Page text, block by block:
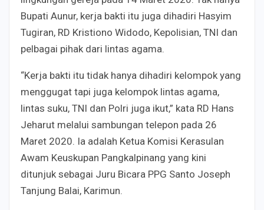
Bupati Aunur, kerja bakti itu juga dihadiri Hasyim
Tugiran, RD Kristiono Widodo, Kepolisian, TNI dan
pelbagai pihak dari lintas agama.
“Kerja bakti itu tidak hanya dihadiri kelompok yang
menggugat tapi juga kelompok lintas agama,
lintas suku, TNI dan Polri juga ikut,” kata RD Hans
Jeharut melalui sambungan telepon pada 26
Maret 2020. Ia adalah Ketua Komisi Kerasulan
Awam Keuskupan Pangkalpinang yang kini
ditunjuk sebagai Juru Bicara PPG Santo Joseph
Tanjung Balai, Karimun.